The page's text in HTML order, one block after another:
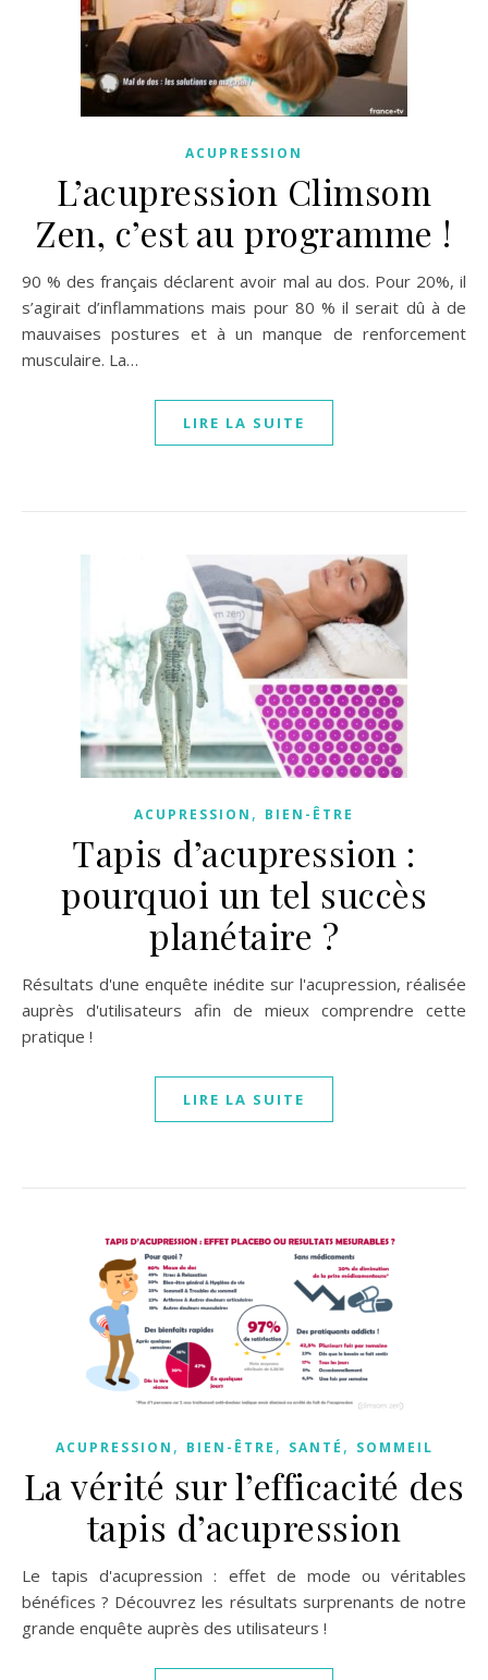
ACUPRESSION
L’acupression Climsom
Zen, c’est au programme !
90 % des français déclarent avoir mal au dos. Pour 20%, il
s’agirait d’inflammations mais pour 80 % il serait dû à de
mauvaises postures et à un manque de renforcement
musculaire. La…
LIRE LA SUITE
ACUPRESSION , BIEN-ÊTRE
Tapis d’acupression :
pourquoi un tel succès
planétaire ?
Résultats d'une enquête inédite sur l'acupression, réalisée
auprès d'utilisateurs afin de mieux comprendre cette
pratique !
LIRE LA SUITE
ACUPRESSION , BIEN-ÊTRE , SANTÉ , SOMMEIL
La vérité sur l’efficacité des
tapis d’acupression
Le tapis d'acupression : effet de mode ou véritables
bénéfices ? Découvrez les résultats surprenants de notre
grande enquête auprès des utilisateurs !